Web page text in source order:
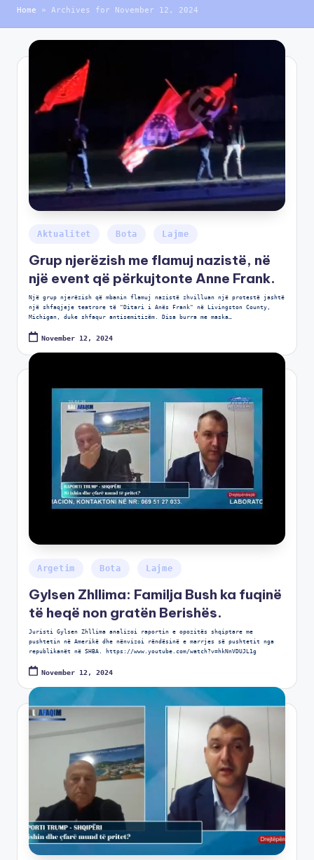
Home » Archives for November 12, 2024
Aktualitet Bota Lajme
Grup njerëzish me flamuj nazistë, në
një event që përkujtonte Anne Frank.
Një grup njerëzish që mbanin flamuj nazistë zhvilluan një protestë jashtë
një shfaqjeje teatrore të "Ditari i Anës Frank" në Livingston County,
Michigan, duke shfaqur antisemitizëm. Disa burra me maska…
November 12, 2024
Argetim Bota Lajme
Gylsen Zhllima: Familja Bush ka fuqinë
të heqë non gratën Berishës.
Juristi Gylsen Zhllima analizoi raportin e opozitës shqiptare me
pushtetin në Amerikë dhe nënvizoi rëndësinë e marrjes së pushtetit nga
republikanët në SHBA. https://www.youtube.com/watch?v=hkNnVDUJL1g
November 12, 2024